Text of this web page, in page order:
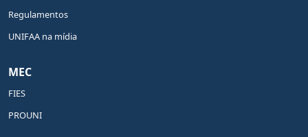
Regulamentos
UNIFAA na mídia
MEC
FIES
PROUNI